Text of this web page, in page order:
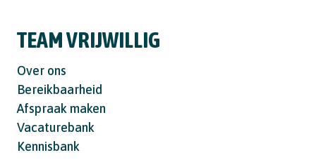
TEAM VRIJWILLIG
Over ons
Bereikbaarheid
Afspraak maken
Vacaturebank
Kennisbank